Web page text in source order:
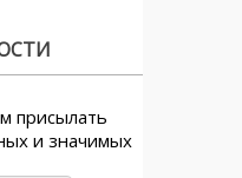
присылать
и значимых